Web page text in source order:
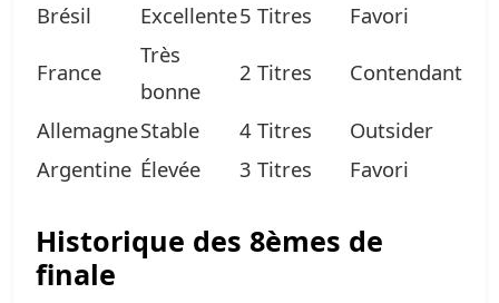
Brésil Excellente5 Titres Favori
France
Très
bonne
2 Titres Contendant
AllemagneStable 4 Titres
Outsider
Argentine Élevée 3 Titres Favori
Historique des 8èmes de
finale